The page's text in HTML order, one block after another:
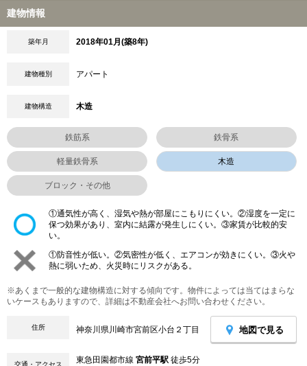
建物情報
築年月 2018年01月(築8年)
建物種別 アパート
建物構造 木造
鉄筋系 鉄骨系
軽量鉄骨系 木造
ブロック・その他
①通気性が高く、湿気や熱が部屋にこもりにくい。②湿度を一定に
保つ効果があり、室内に結露が発生しにくい。③家賃が比較的安
い。
①防音性が低い。②気密性が低く、エアコンが効きにくい。③火や
熱に弱いため、火災時にリスクがある。
※あくまで一般的な建物構造に対する傾向です。物件によっては当てはまらな
いケースもありますので、詳細は不動産会社へお問い合わせください。
住所 神奈川県川崎市宮前区小台２丁目 地図で見る
交通・アクセス 東急田園都市線 宮前平駅 徒歩5分